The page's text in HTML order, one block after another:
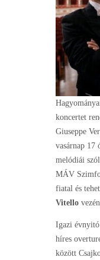
koncertet
Giuseppe
vasárnap 17
melódiái
MÁV
fiatal és
Vitello
Igazi évnyitó
híres
között